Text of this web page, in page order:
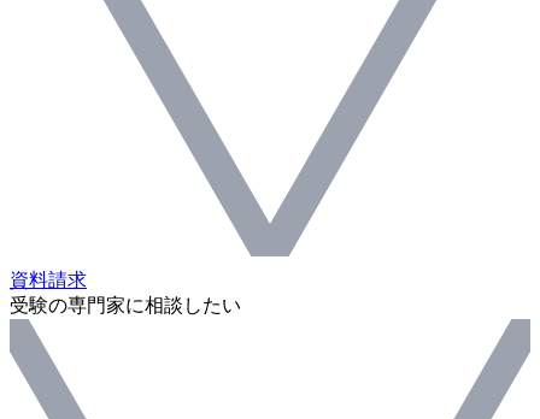
資料請求
受験の専門家に相談したい